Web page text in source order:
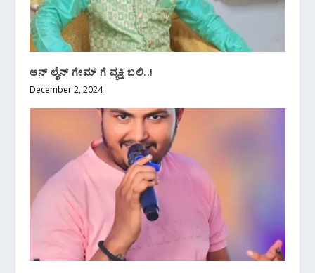
ಆನ್ ಲೈನ್ ಗೇಮ್ ಗೆ ವ್ಯಕ್ತಿ ಬಲಿ..!
December 2, 2024